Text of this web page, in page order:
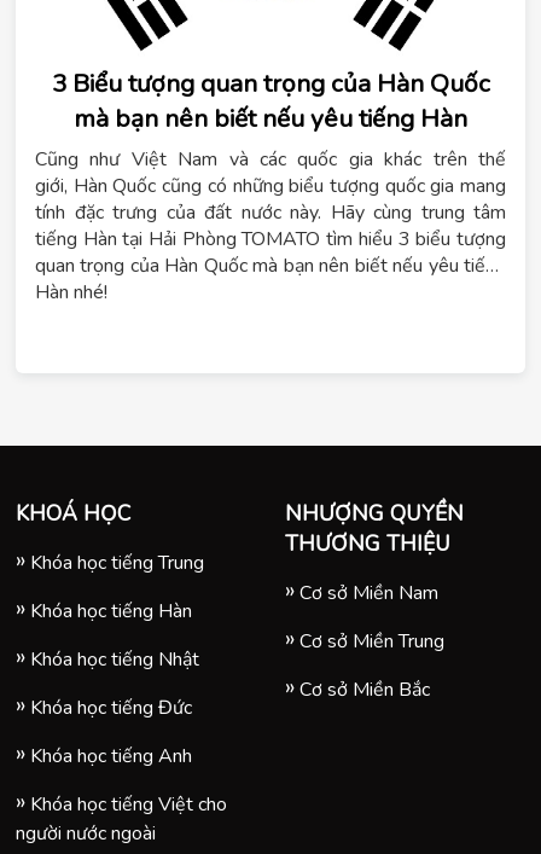
3 Biểu tượng quan trọng của Hàn Quốc
mà bạn nên biết nếu yêu tiếng Hàn
Cũng như Việt Nam và các quốc gia khác trên thế
giới, Hàn Quốc cũng có những biểu tượng quốc gia mang
tính đặc trưng của đất nước này. Hãy cùng trung tâm
tiếng Hàn tại Hải Phòng TOMATO tìm hiểu 3 biểu tượng
quan trọng của Hàn Quốc mà bạn nên biết nếu yêu tiếng
Hàn nhé!
KHOÁ HỌC
Khóa học tiếng Trung
Khóa học tiếng Hàn
Khóa học tiếng Nhật
Khóa học tiếng Đức
Khóa học tiếng Anh
Khóa học tiếng Việt cho
người nước ngoài
NHƯỢNG QUYỀN
THƯƠNG THIỆU
Cơ sở Miền Nam
Cơ sở Miền Trung
Cơ sở Miền Bắc